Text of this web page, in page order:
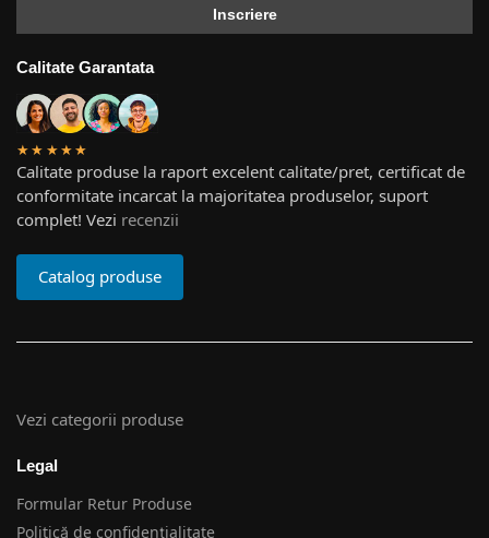
Calitate Garantata
★★★★★
Calitate produse la raport excelent calitate/pret, certificat de
conformitate incarcat la majoritatea produselor, suport
complet! Vezi recenzii
Catalog produse
Vezi categorii produse
Legal
Formular Retur Produse
Politică de confidențialitate